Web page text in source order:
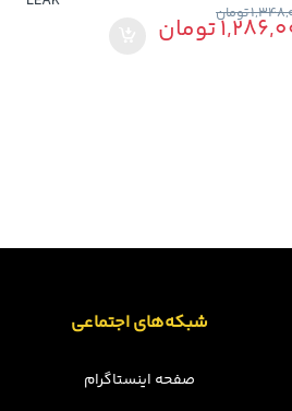
تومانتومان
شبکه‌های اجتماعی
صفحه اینستاگرام